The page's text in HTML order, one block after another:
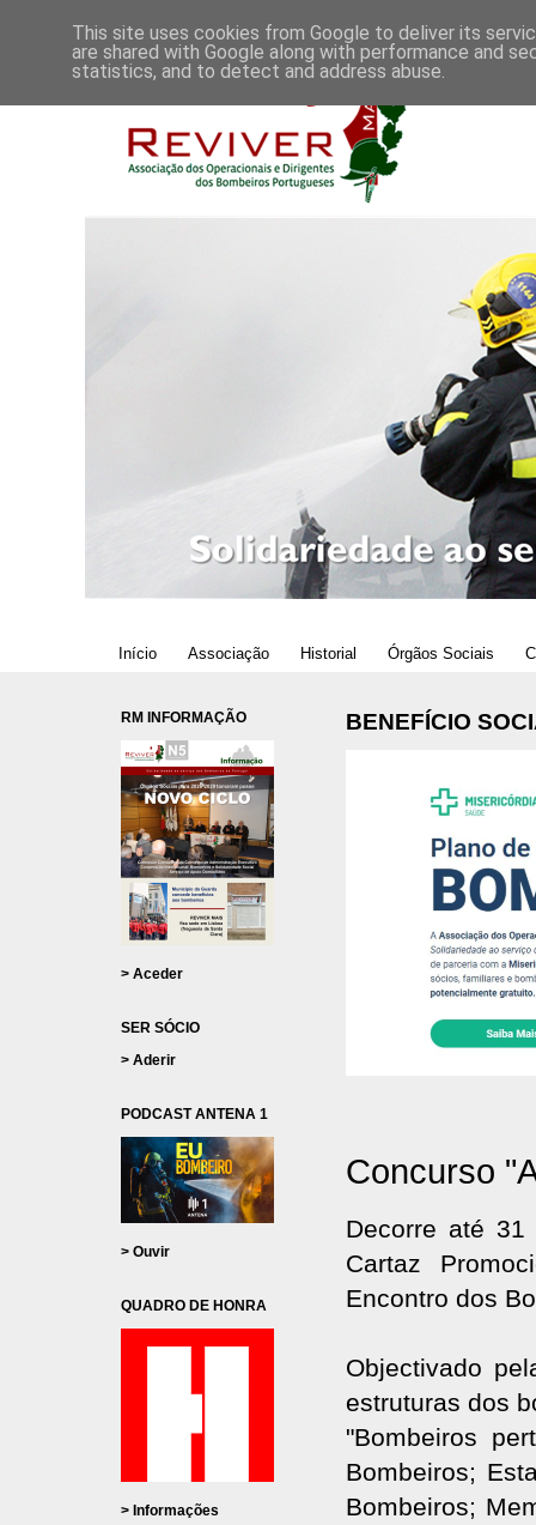
Início Associação Historial Órgãos Sociais
BENEFÍCIO
Concurso
Decorre até
Cartaz
Encontro dos
Objectivado
estruturas dos
"Bombeiros
Bombeiros;
Bombeiros;
RM INFORMAÇÃO
> Aceder
SER SÓCIO
> Aderir
PODCAST ANTENA 1
> Ouvir
QUADRO DE HONRA
> Informações
This site uses cookies from Google to deliver its
are shared with Google along with performance and
statistics, and to detect and address abuse.